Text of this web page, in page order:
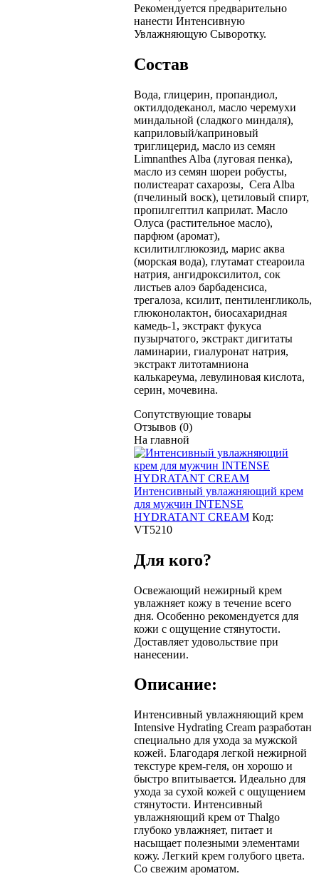
Рекомендуется предварительно
нанести Интенсивную
Увлажняющую Сыворотку.
Состав
Вода, глицерин, пропандиол,
октилдодеканол, масло черемухи
миндальной (сладкого миндаля),
каприловый/каприновый
триглицерид, масло из семян
Limnanthes Alba (луговая пенка),
масло из семян шореи робусты,
полистеарат сахарозы, Cera Alba
(пчелиный воск), цетиловый спирт,
пропилгептил каприлат. Масло
Олуса (растительное масло),
парфюм (аромат),
ксилитилглюкозид, марис аква
(морская вода), глутамат стеароила
натрия, ангидроксилитол, сок
листьев алоэ барбаденсиса,
трегалоза, ксилит, пентиленгликоль,
глюконолактон, биосахаридная
камедь-1, экстракт фукуса
пузырчатого, экстракт дигитаты
ламинарии, гиалуронат натрия,
экстракт литотамниона
калькареума, левулиновая кислота,
серин, мочевина.
Сопутствующие товары
Отзывов (0)
На главной
Интенсивный увлажняющий крем
для мужчин INTENSE
HYDRATANT CREAM Код:
VT5210
Для кого?
Освежающий нежирный крем
увлажняет кожу в течение всего
дня. Особенно рекомендуется для
кожи с ощущение стянутости.
Доставляет удовольствие при
нанесении.
Описание:
Интенсивный увлажняющий крем
Intensive Hydrating Cream разработан
специально для ухода за мужской
кожей. Благодаря легкой нежирной
текстуре крем-геля, он хорошо и
быстро впитывается. Идеально для
ухода за сухой кожей с ощущением
стянутости. Интенсивный
увлажняющий крем от Thalgo
глубоко увлажняет, питает и
насыщает полезными элементами
кожу. Легкий крем голубого цвета.
Со свежим ароматом.